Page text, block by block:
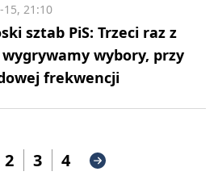
sztab PiS: Trzeci raz z
wybory, przy
frekwencji
15, 21:10
2 3 4